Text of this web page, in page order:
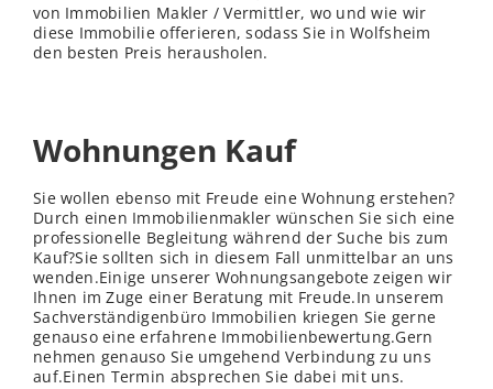
von Immobilien Makler / Vermittler, wo und wie wir
diese Immobilie offerieren, sodass Sie in Wolfsheim
den besten Preis herausholen.
Wohnungen Kauf
Sie wollen ebenso mit Freude eine Wohnung erstehen?
Durch einen Immobilienmakler wünschen Sie sich eine
professionelle Begleitung während der Suche bis zum
Kauf?Sie sollten sich in diesem Fall unmittelbar an uns
wenden.Einige unserer Wohnungsangebote zeigen wir
Ihnen im Zuge einer Beratung mit Freude.In unserem
Sachverständigenbüro Immobilien kriegen Sie gerne
genauso eine erfahrene Immobilienbewertung.Gern
nehmen genauso Sie umgehend Verbindung zu uns
auf.Einen Termin absprechen Sie dabei mit uns.